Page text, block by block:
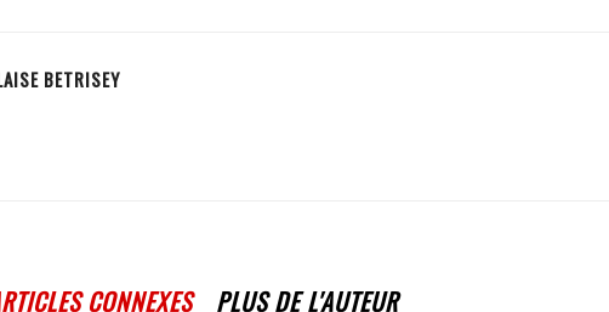
BETRISEY
CONNEXES PLUS DE L'AUTEUR